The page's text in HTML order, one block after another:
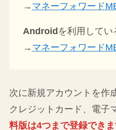
→ マネーフォワード
Android を利用してい
→ マネーフォワード
次に新規アカウントを作
クレジットカード、電子
料版は4つまで登録できま